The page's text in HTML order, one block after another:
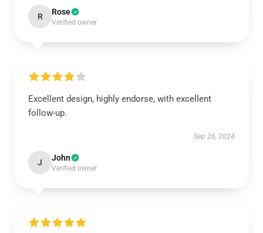
R Rose
Verified owner
Excellent design, highly endorse, with excellent
follow-up.
Sep 26, 2024
J John
Verified owner